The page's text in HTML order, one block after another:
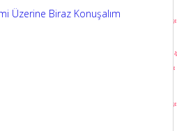
Üzerine Biraz Konuşalım